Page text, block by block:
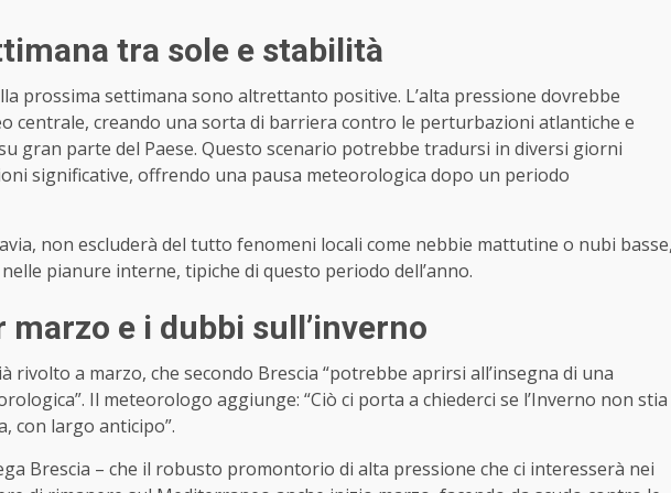
tra sole e stabilità
prossima settimana sono altrettanto positive. L’alta pressione dovrebbe
centrale, creando una sorta di barriera contro le perturbazioni atlantiche e
gran parte del Paese. Questo scenario potrebbe tradursi in diversi giorni
significative, offrendo una pausa meteorologica dopo un periodo
non escluderà del tutto fenomeni locali come nebbie mattutine o nubi
pianure interne, tipiche di questo periodo dell’anno.
marzo e i dubbi sull’inverno
rivolto a marzo, che secondo Brescia “potrebbe aprirsi all’insegna di una
Il meteorologo aggiunge: “Ciò ci porta a chiederci se l’Inverno non stia
con largo anticipo”.
Brescia – che il robusto promontorio di alta pressione che ci interesserà nei